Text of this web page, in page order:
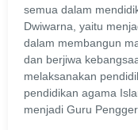
semua dalam
Dwiwarna, yaitu
dalam membangun
dan berjiwa
melaksanakan
pendidikan agama
menjadi Guru